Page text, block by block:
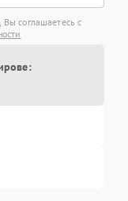
Вы соглашаетесь с